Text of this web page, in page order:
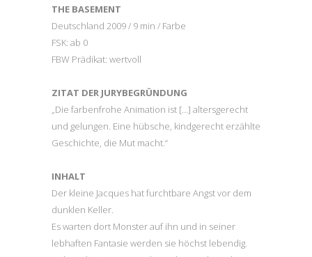
THE BASEMENT
Deutschland 2009 / 9 min / Farbe
FSK: ab 0
FBW Prädikat: wertvoll
ZITAT DER JURYBEGRÜNDUNG
„Die farbenfrohe Animation ist […] altersgerecht
und gelungen. Eine hübsche, kindgerecht erzählte
Geschichte, die Mut macht.“
INHALT
Der kleine Jacques hat furchtbare Angst vor dem
dunklen Keller.
Es warten dort Monster auf ihn und in seiner
lebhaften Fantasie werden sie höchst lebendig.